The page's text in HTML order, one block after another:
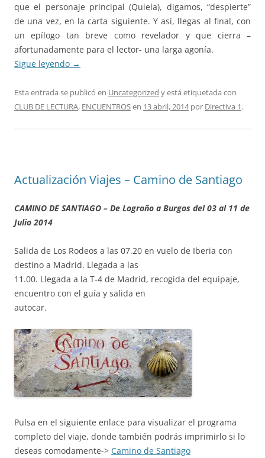
que el personaje principal (Quiela), digamos, “despierte”
de una vez, en la carta siguiente. Y así, llegas al final, con
un epílogo tan breve como revelador y que cierra –
afortunadamente para el lector- una larga agonía.
Sigue leyendo →
Esta entrada se publicó en Uncategorized y está etiquetada con
CLUB DE LECTURA, ENCUENTROSen 13 abril, 2014por Directiva 1.
Actualización Viajes – Camino de Santiago
CAMINO DE SANTIAGO – De Logroño a Burgos del 03 al 11 de
Julio 2014
Salida de Los Rodeos a las 07.20 en vuelo de Iberia con
destino a Madrid. Llegada a las
11.00. Llegada a la T-4 de Madrid, recogida del equipaje,
encuentro con el guía y salida en
autocar.
Pulsa en el siguiente enlace para visualizar el programa
completo del viaje, donde también podrás imprimirlo si lo
deseas comodamente-> Camino de Santiago